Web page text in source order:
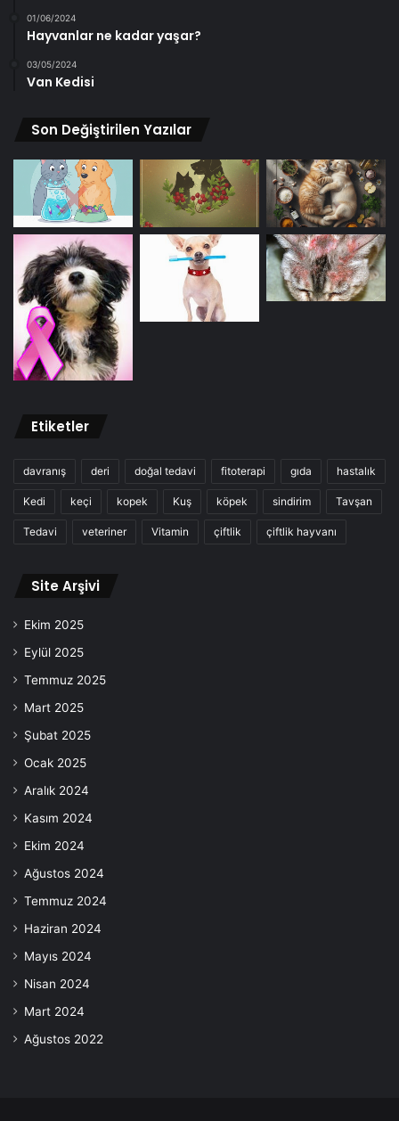
01/06/2024
Hayvanlar ne kadar yaşar?
03/05/2024
Van Kedisi
Son Değiştirilen Yazılar
Etiketler
davranış deri doğal tedavi fitoterapi gıda hastalık
Kedi keçi kopek Kuş köpek sindirim Tavşan
Tedavi veteriner Vitamin çiftlik çiftlik hayvanı
Site Arşivi
Ekim 2025
Eylül 2025
Temmuz 2025
Mart 2025
Şubat 2025
Ocak 2025
Aralık 2024
Kasım 2024
Ekim 2024
Ağustos 2024
Temmuz 2024
Haziran 2024
Mayıs 2024
Nisan 2024
Mart 2024
Ağustos 2022